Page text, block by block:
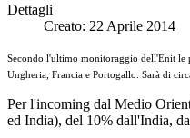
Dettagli
Creato: 22 Aprile 2014
Secondo l'ultimo monitoraggio dell'Enit le
Ungheria, Francia e Portogallo. Sarà di
Per l'incoming dal Medio
ed India), del 10% dall'India,